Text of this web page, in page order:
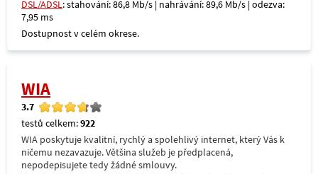
DSL/ADSL: stahování: 86,8 Mb/s | nahrávání: 89,6 Mb/s | odezva:
7,95 ms
Dostupnost v celém okrese.
WIA
3.7
testů celkem:922
WIA poskytuje kvalitní, rychlý a spolehlivý internet, který Vás k
ničemu nezavazuje. Většina služeb je předplacená,
nepodepisujete tedy žádné smlouvy.